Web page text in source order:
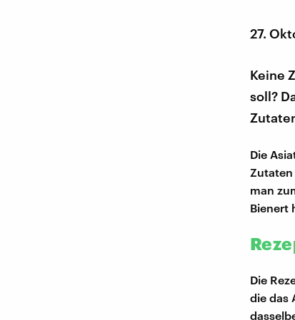
27.
Keine
soll?
Die
man
Bienert
Die
die das